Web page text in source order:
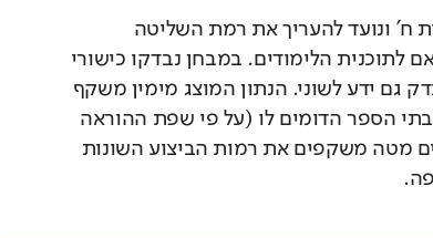
ח' ונועד להעריך את רמת השליטה
לתוכנית הלימודים. במבחן נבדקו כישורי
גם ידע לשוני. הנתון המוצג מימין משקף
הספר הדומים לו (על פי שפת ההוראה
מטה משקפים את רמות הביצוע השונות